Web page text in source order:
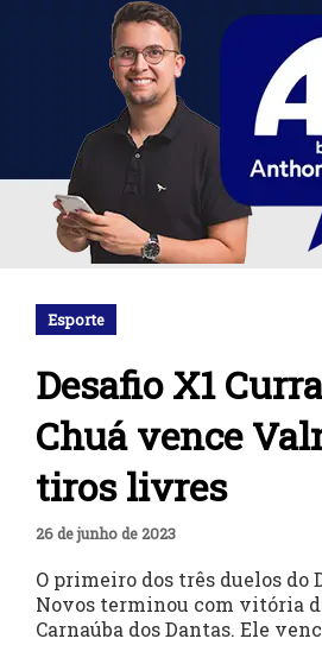
Esporte
Desafio X1
Chuá vence
tiros livres
26 de junho de 2023
O primeiro dos três duelos do
Novos terminou com vitória
Carnaúba dos Dantas. Ele